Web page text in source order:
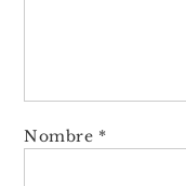
Nombre *